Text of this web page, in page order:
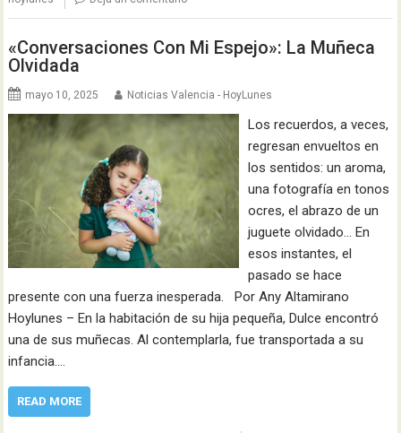
«Conversaciones Con Mi Espejo»: La Muñeca
Olvidada
mayo 10, 2025 Noticias Valencia - HoyLunes
Los recuerdos, a veces,
regresan envueltos en
los sentidos: un aroma,
una fotografía en tonos
ocres, el abrazo de un
juguete olvidado… En
esos instantes, el
pasado se hace
presente con una fuerza inesperada. Por Any Altamirano
Hoylunes – En la habitación de su hija pequeña, Dulce encontró
una de sus muñecas. Al contemplarla, fue transportada a su
infancia.…
READ MORE